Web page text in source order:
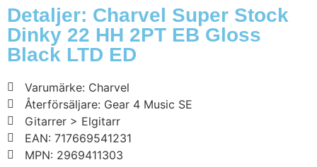
Detaljer: Charvel Super Stock
Dinky 22 HH 2PT EB Gloss
Black LTD ED
Varumärke: Charvel
Återförsäljare: Gear 4 Music SE
Gitarrer > Elgitarr
EAN: 717669541231
MPN: 2969411303